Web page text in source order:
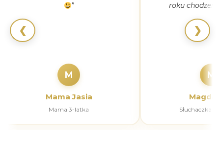
❮
”
M
Mama Jasia
Mama 3-latka
roku
M
Słuchaczka
❯